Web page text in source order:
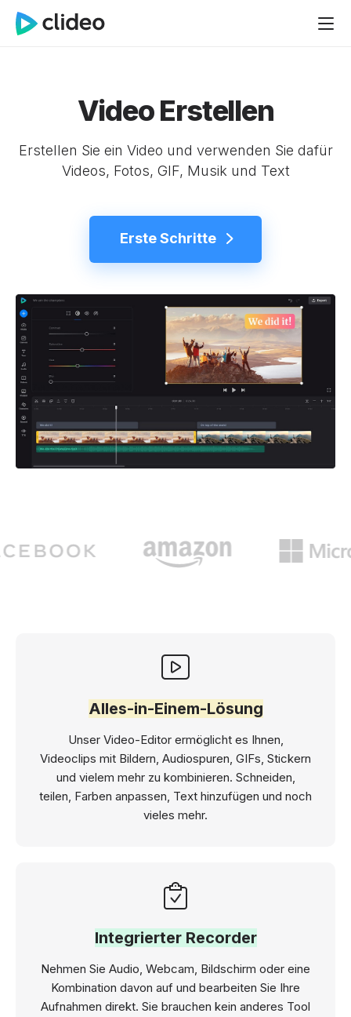
Video Erstellen
Erstellen Sie ein Video und verwenden Sie dafür
Videos, Fotos, GIF, Musik und Text
Erste Schritte
Alles-in-Einem-Lösung
Unser Video-Editor ermöglicht es Ihnen,
Videoclips mit Bildern, Audiospuren, GIFs, Stickern
und vielem mehr zu kombinieren. Schneiden,
teilen, Farben anpassen, Text hinzufügen und noch
vieles mehr.
Integrierter Recorder
Nehmen Sie Audio, Webcam, Bildschirm oder eine
Kombination davon auf und bearbeiten Sie Ihre
Aufnahmen direkt. Sie brauchen kein anderes Tool